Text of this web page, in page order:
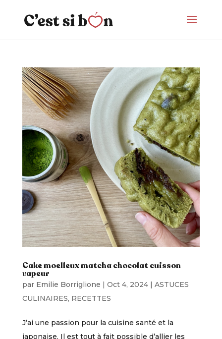
Cake moelleux matcha chocolat cuisson
vapeur
par Emilie Borriglione | Oct 4, 2024| ASTUCES
CULINAIRES, RECETTES
J’ai une passion pour la cuisine santé et la
japonaise. Il est tout à fait possible d’allier les